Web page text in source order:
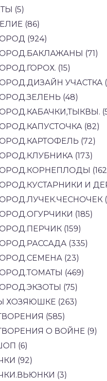
(5)
(86)
(924)
(71)
(15)
УЧАСТКА
(48)
(82)
(72)
(173)
И
(185)
(159)
(335)
(23)
(469)
(75)
ХОЗЯЮШКЕ (263)
(585)
О ВОЙНЕ (9)
(6)
(92)
(3)